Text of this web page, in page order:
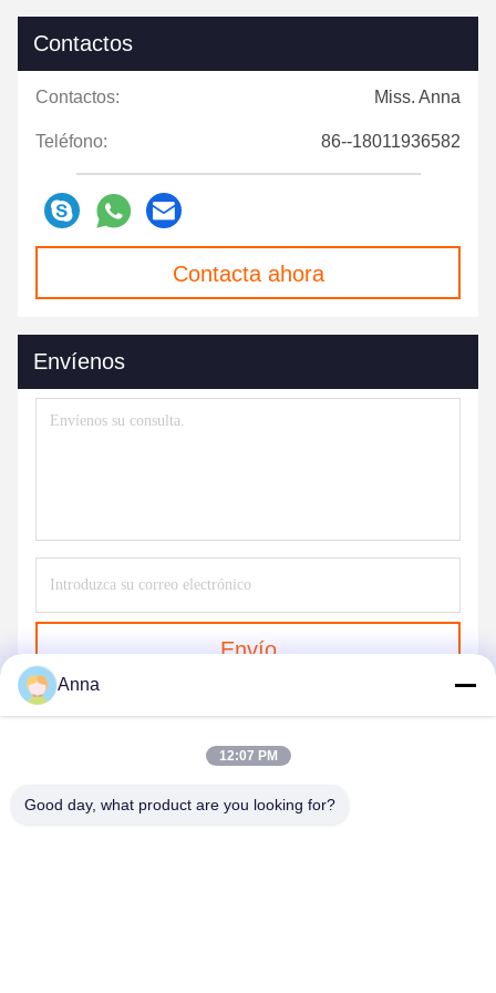
Contactos
Contactos: Miss. Anna
Teléfono: 86--18011936582
Contacta ahora
Envíenos
Envío
Anna
12:07 PM
Good day, what product are you looking for?